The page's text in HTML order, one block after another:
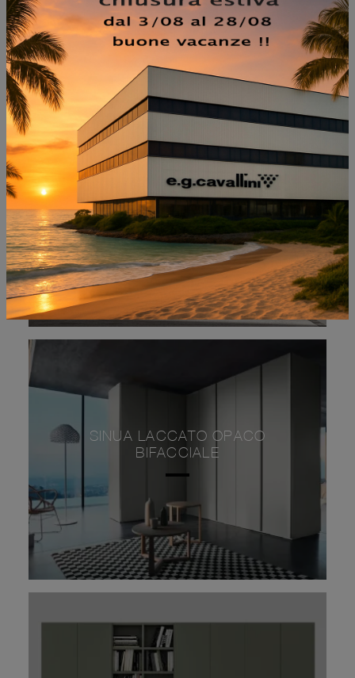
NON PERDERTI ANCHE:
KYOTO BIANCO
SINUA LACCATO OPACO
BIFACCIALE